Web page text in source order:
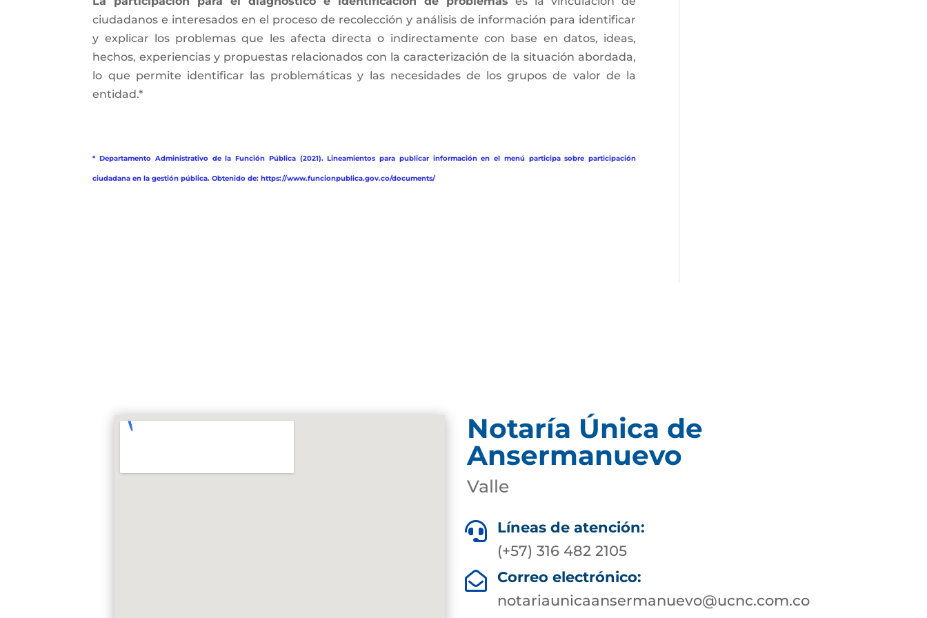
ciudadanos e interesados en el proceso de recolección y análisis de información para identificar
y explicar los problemas que les afecta directa o indirectamente con base en datos, ideas,
hechos, experiencias y propuestas relacionados con la caracterización de la situación abordada,
lo que permite identificar las problemáticas y las necesidades de los grupos de valor de la
entidad.*
* Departamento Administrativo de la Función Pública (2021). Lineamientos para publicar información en el menú participa sobre participación
ciudadana en la gestión pública. Obtenido de: https://www.funcionpublica.gov.co/documents/
Notaría Única de
Ansermanuevo
Valle

Líneas de atención:
(+57) 316 482 2105

Correo electrónico:
notariaunicaansermanuevo@ucnc.com.co